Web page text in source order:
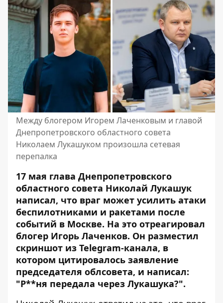
Между блогером Игорем Лаченковым и главой
Днепропетровского областного совета
Николаем Лукашуком произошла сетевая
перепалка
17 мая глава Днепропетровского
областного совета Николай Лукашук
написал, что враг может усилить атаки
беспилотниками и ракетами после
событий в Москве. На это отреагировал
блогер Игорь Лаченков. Он разместил
скриншот из Telegram-канала, в
котором цитировалось заявление
председателя облсовета, и написал:
"Р**ня передала через Лукашука?".